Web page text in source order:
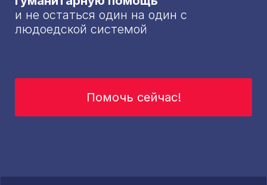
и не остаться один на один с
людоедской системой
Помочь сейчас!